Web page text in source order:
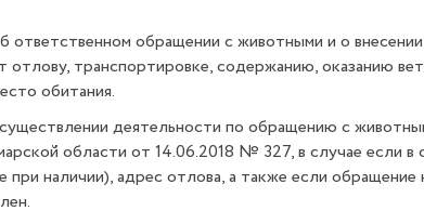
обращении с животными и о
транспортировке, содержанию, оказанию
обитания.
деятельности по обращению с
области от 14.06.2018 № 327, в случае если в
наличии), адрес отлова, а также если